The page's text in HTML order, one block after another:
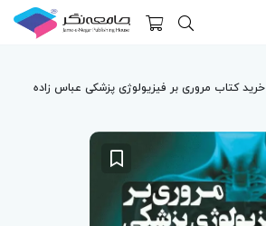
خرید کتاب مروری بر فیزیولوژی پزشکی عباس زاده